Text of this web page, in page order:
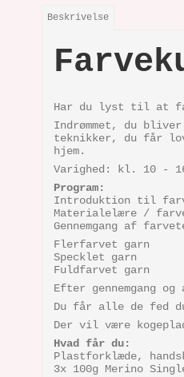
Beskrivelse
Har du lyst til at
Indrømmet, du
teknikker, du får
hjem.
Varighed: kl. 10 -
Program:
Introduktion til
Materialelære /
Gennemgang af
Flerfarvet garn
Specklet garn
Fuldfarvet garn
Efter gennemgang
Du får alle de fed
Der vil være
Hvad får du:
Plastforklæde,
3x 100g Merino